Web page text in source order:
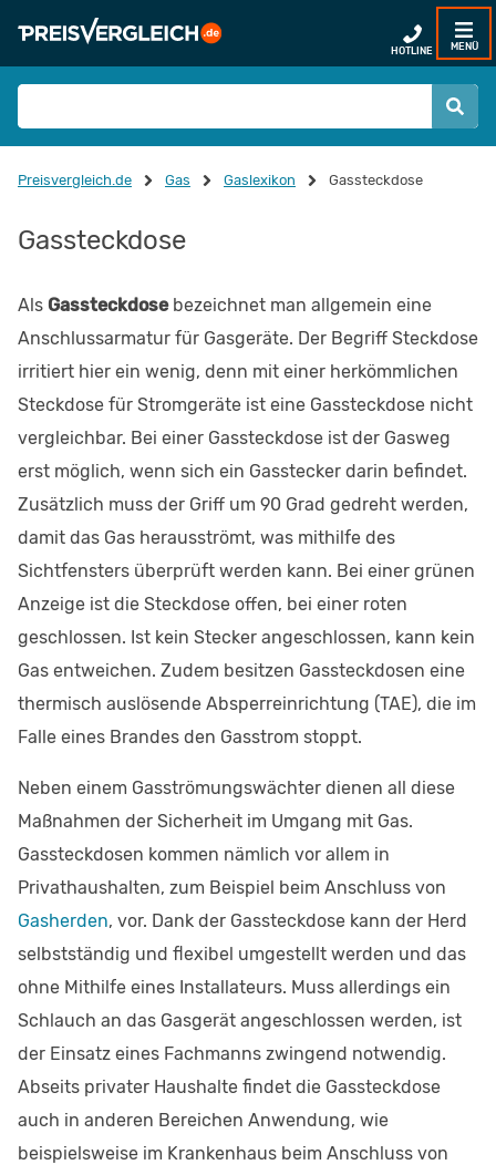
HOTLINE MENÜ
Preisvergleich.de Gas Gaslexikon Gassteckdose
Gassteckdose
Als Gassteckdosebezeichnet man allgemein eine
Anschlussarmatur für Gasgeräte. Der Begriff Steckdose
irritiert hier ein wenig, denn mit einer herkömmlichen
Steckdose für Stromgeräte ist eine Gassteckdose nicht
vergleichbar. Bei einer Gassteckdose ist der Gasweg
erst möglich, wenn sich ein Gasstecker darin befindet.
Zusätzlich muss der Griff um 90 Grad gedreht werden,
damit das Gas herausströmt, was mithilfe des
Sichtfensters überprüft werden kann. Bei einer grünen
Anzeige ist die Steckdose offen, bei einer roten
geschlossen. Ist kein Stecker angeschlossen, kann kein
Gas entweichen. Zudem besitzen Gassteckdosen eine
thermisch auslösende Absperreinrichtung (TAE), die im
Falle eines Brandes den Gasstrom stoppt.
Neben einem Gasströmungswächter dienen all diese
Maßnahmen der Sicherheit im Umgang mit Gas.
Gassteckdosen kommen nämlich vor allem in
Privathaushalten, zum Beispiel beim Anschluss von
Gasherden, vor. Dank der Gassteckdose kann der Herd
selbstständig und flexibel umgestellt werden und das
ohne Mithilfe eines Installateurs. Muss allerdings ein
Schlauch an das Gasgerät angeschlossen werden, ist
der Einsatz eines Fachmanns zwingend notwendig.
Abseits privater Haushalte findet die Gassteckdose
auch in anderen Bereichen Anwendung, wie
beispielsweise im Krankenhaus beim Anschluss von